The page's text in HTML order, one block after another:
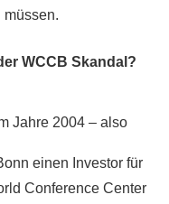
müssen.
WCCB Skandal?
Jahre 2004 – also
einen Investor für
Conference Center